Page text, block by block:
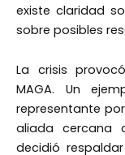
existe claridad
sobre posibles
La crisis
MAGA. Un
representante
aliada cercana
decidió